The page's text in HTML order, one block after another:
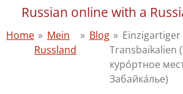
Zum
springen
Russian online with a
Home » Mein
Russland
» Blog »
Transbaikalien
куро́ртное
Забайка́лье)